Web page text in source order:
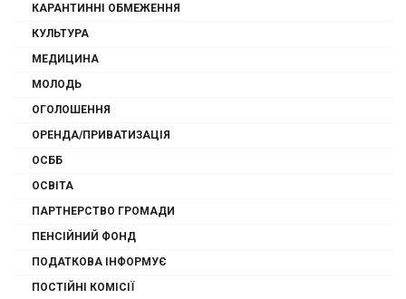
КАРАНТИННІ ОБМЕЖЕННЯ
КУЛЬТУРА
МЕДИЦИНА
МОЛОДЬ
ОГОЛОШЕННЯ
ОРЕНДА/ПРИВАТИЗАЦІЯ
ОСББ
ОСВІТА
ПАРТНЕРСТВО ГРОМАДИ
ПЕНСІЙНИЙ ФОНД
ПОДАТКОВА ІНФОРМУЄ
ПОСТІЙНІ КОМІСІЇ